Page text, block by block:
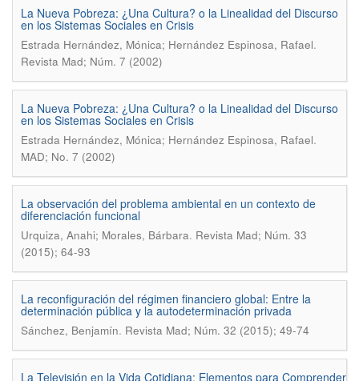
La Nueva Pobreza: ¿Una Cultura? o la Linealidad del Discurso
en los Sistemas Sociales en Crisis
Estrada Hernández, Mónica; Hernández Espinosa, Rafael.
Revista Mad; Núm. 7 (2002)
La Nueva Pobreza: ¿Una Cultura? o la Linealidad del Discurso
en los Sistemas Sociales en Crisis
Estrada Hernández, Mónica; Hernández Espinosa, Rafael.
MAD; No. 7 (2002)
La observación del problema ambiental en un contexto de
diferenciación funcional
Urquiza, Anahi; Morales, Bárbara. Revista Mad; Núm. 33
(2015); 64-93
La reconfiguración del régimen financiero global: Entre la
determinación pública y la autodeterminación privada
Sánchez, Benjamín. Revista Mad; Núm. 32 (2015); 49-74
La Televisión en la Vida Cotidiana: Elementos para Comprender